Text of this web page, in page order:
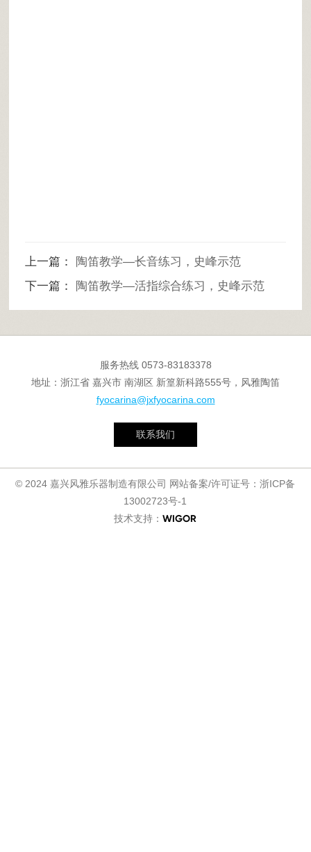
上一篇：
陶笛教学—长音练习，史峰示范
下一篇：
陶笛教学—活指综合练习，史峰示范
服务热线 0573-83183378
地址：浙江省 嘉兴市 南湖区 新篁新科路555号，风雅陶笛
fyocarina@jxfyocarina.com
联系我们
© 2024 嘉兴风雅乐器制造有限公司 网站备案/许可证号：浙ICP备
13002723号-1
技术支持：WIGOR